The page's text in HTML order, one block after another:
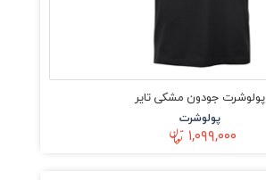
پولوشرت جودون مشکی تایر
پولوشرت
۱,۰۹۹,۰۰۰